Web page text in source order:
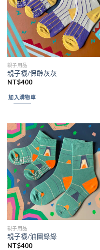
親子用品
親子襪/保齡灰灰
NT$400
加入購物車
親子用品
親子襪/油圖綠綠
NT$400